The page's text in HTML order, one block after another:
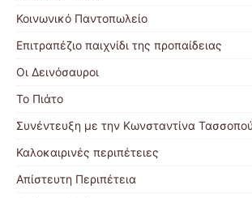
Κοινωνικό Παντοπωλείο
Επιτραπέζιο παιχνίδι της προπαίδειας
Οι Δεινόσαυροι
Το Πιάτο
Συνέντευξη με την Κωνσταντίνα
Καλοκαιρινές περιπέτειες
Απίστευτη Περιπέτεια